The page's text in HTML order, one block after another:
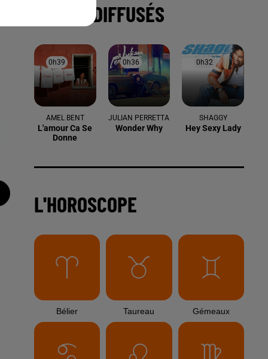
TITRES DIFFUSÉS
0h39
0h39
AMEL BENT
L'amour Ca Se
Donne
0h36
0h36
JULIAN PERRETTA
Wonder Why
0h32
0h32
SHAGGY
Hey Sexy Lady
L'HOROSCOPE
Bélier Taureau Gémeaux